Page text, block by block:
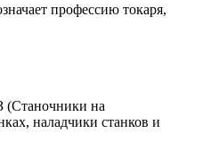
профессию токаря,
(Станочники на
наладчики станков и